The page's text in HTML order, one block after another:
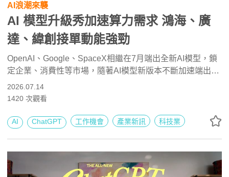
AI浪潮來襲
AI 模型升級秀加速算力需求 鴻海、廣
達、緯創接單動能強勁
OpenAI、Google、SpaceX相繼在7月端出全新AI模型，鎖
定企業、消費性等市場，隨著AI模型新版本不斷加速端出，
後續將加速AI算力需求增強，法人看好，有望推動鴻海、廣
達、緯創、英業達、仁寶等大廠的AI伺服器接單動能一路旺
2026.07.14
1420 次觀看
AI ChatGPT 工作機會 產業新訊 科技業